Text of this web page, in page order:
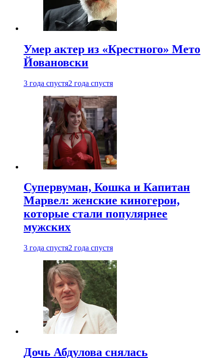
Умер актер из «Крестного» Мето
Йовановски
3 года спустя2 года спустя
Супервуман, Кошка и Капитан
Марвел: женские киногерои,
которые стали популярнее
мужских
3 года спустя2 года спустя
Дочь Абдулова снялась